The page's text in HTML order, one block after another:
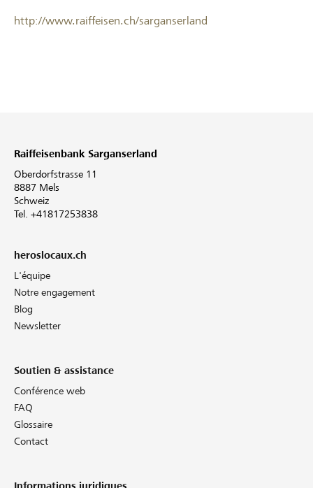
http://www.raiffeisen.ch/sarganserland
Raiffeisenbank Sarganserland
Oberdorfstrasse 11
8887 Mels
Schweiz
Tel. +41817253838
heroslocaux.ch
L'équipe
Notre engagement
Blog
Newsletter
Soutien & assistance
Conférence web
FAQ
Glossaire
Contact
Informations juridiques